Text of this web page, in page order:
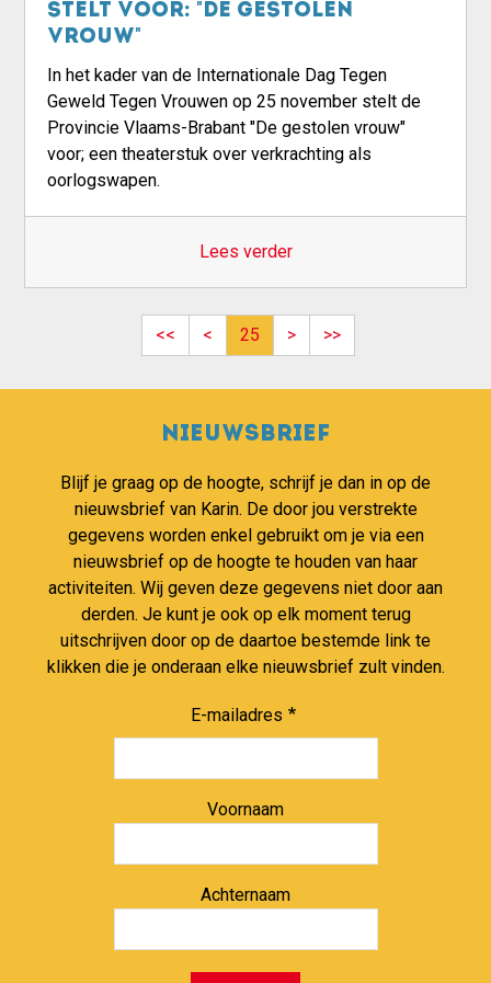
stelt voor: "De gestolen
vrouw"
In het kader van de Internationale Dag Tegen
Geweld Tegen Vrouwen op 25 november stelt de
Provincie Vlaams-Brabant "De gestolen vrouw"
voor; een theaterstuk over verkrachting als
oorlogswapen.
Lees verder
<<First page
<Previous page
25 >Next page
>>Last page
Nieuwsbrief
Blijf je graag op de hoogte, schrijf je dan in op de
nieuwsbrief van Karin. De door jou verstrekte
gegevens worden enkel gebruikt om je via een
nieuwsbrief op de hoogte te houden van haar
activiteiten. Wij geven deze gegevens niet door aan
derden. Je kunt je ook op elk moment terug
uitschrijven door op de daartoe bestemde link te
klikken die je onderaan elke nieuwsbrief zult vinden.
E-mailadres
Voornaam
Achternaam